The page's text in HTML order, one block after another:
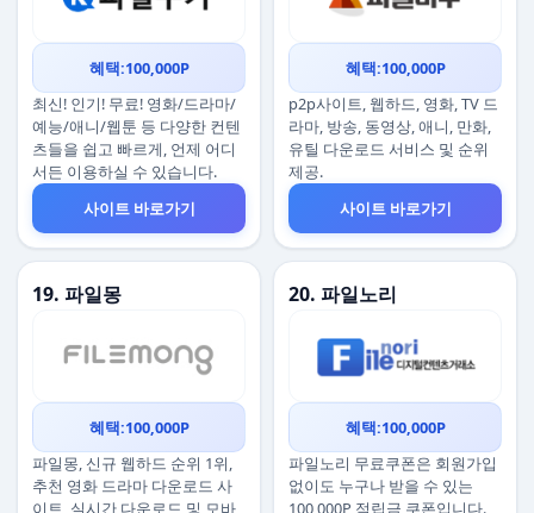
혜택:100,000P
최신! 인기! 무료! 영화/드라마/
예능/애니/웹툰 등 다양한 컨텐
츠들을 쉽고 빠르게, 언제 어디
서든 이용하실 수 있습니다.
사이트 바로가기
혜택:100,000P
p2p사이트, 웹하드, 영화, TV 드
라마, 방송, 동영상, 애니, 만화,
유틸 다운로드 서비스 및 순위
제공.
사이트 바로가기
19. 파일몽
혜택:100,000P
파일몽, 신규 웹하드 순위 1위,
추천 영화 드라마 다운로드 사
이트, 실시간 다운로드 및 모바
20. 파일노리
혜택:100,000P
파일노리 무료쿠폰은 회원가입
없이도 누구나 받을 수 있는
100,000P 적립금 쿠폰입니다.